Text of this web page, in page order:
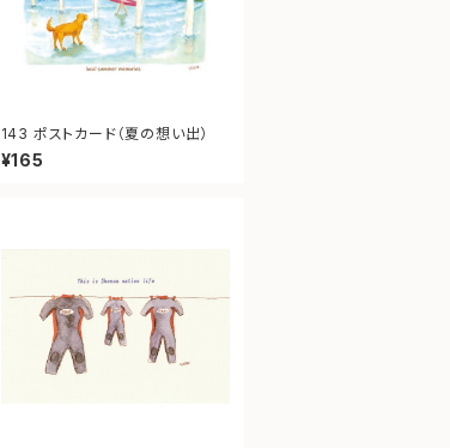
143 ポストカード（夏の想い出）
¥165